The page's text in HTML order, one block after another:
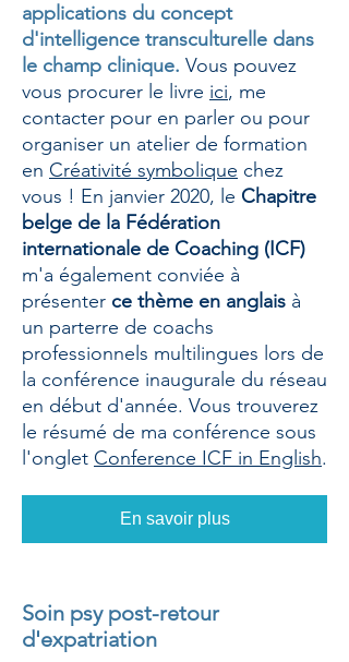
applications du concept
d'intelligence transculturelle dans
le champ clinique. Vous pouvez
vous procurer le livre ici, me
contacter pour en parler ou pour
organiser un atelier de formation
en Créativité symbolique chez
vous ! En janvier 2020, le Chapitre
belge de la Fédération
internationale de Coaching (ICF)
m'a également conviée à
présenter ce thème en anglais à
un parterre de coachs
professionnels multilingues lors de
la conférence inaugurale du réseau
en début d'année. Vous trouverez
le résumé de ma conférence sous
l'onglet Conference ICF in English.
En savoir plus
Soin psy post-retour
d'expatriation